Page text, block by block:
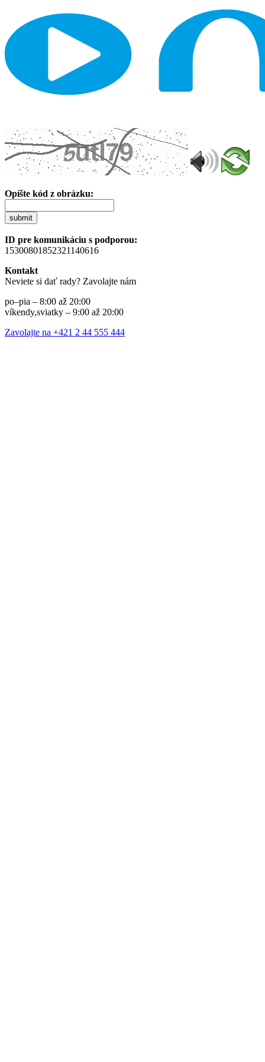
Opíšte kód z obrázku:
submit
ID pre komunikáciu s podporou:
15300801852321140616
Kontakt
Neviete si dať rady? Zavolajte nám
po–pia – 8:00 až 20:00
víkendy,sviatky – 9:00 až 20:00
Zavolajte na +421 2 44 555 444